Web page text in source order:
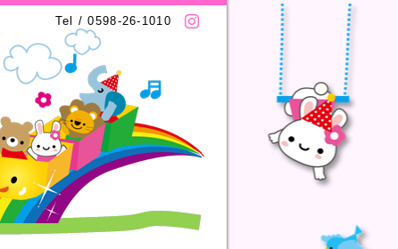
Tel / 0598-26-1010